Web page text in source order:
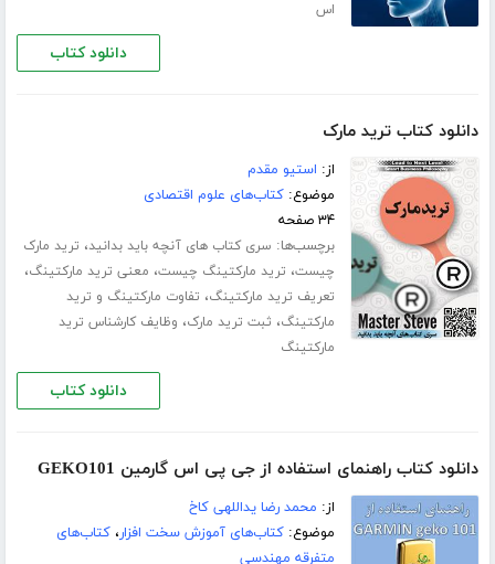
اس
دانلود کتاب
دانلود کتاب ترید مارک
از: استیو مقدم
موضوع:کتاب‌های علوم اقتصادی
۳۴ صفحه
برچسب‌ها: سری کتاب های آنچه باید بدانید، ترید مارک
چیست، ترید مارکتینگ چیست، معنی ترید مارکتینگ،
تعریف ترید مارکتینگ، تفاوت مارکتینگ و ترید
مارکتینگ، ثبت ترید مارک، وظایف کارشناس ترید
مارکتینگ
دانلود کتاب
دانلود کتاب راهنمای استفاده از جی پی اس گارمین GEKO101
از: محمد رضا یداللهی کاخ
موضوع:کتاب‌های آموزش سخت افزار،کتاب‌های
متفرقه مهندسی